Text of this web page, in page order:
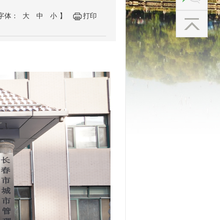
体： 大 中 小 】 打印